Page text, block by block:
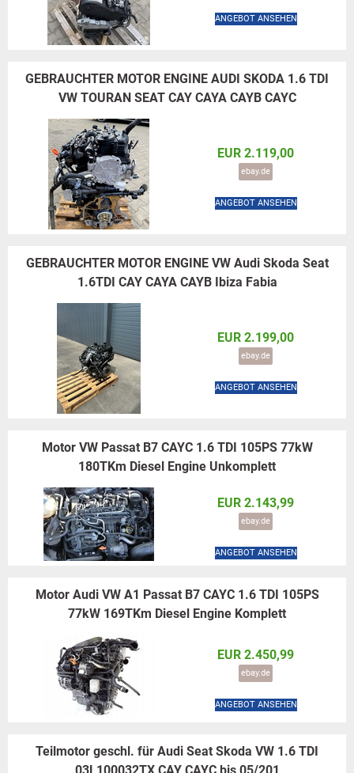
ANGEBOT ANSEHEN
GEBRAUCHTER MOTOR ENGINE AUDI SKODA 1.6 TDI
VW TOURAN SEAT CAY CAYA CAYB CAYC
EUR 2.119,00
ebay.de
ANGEBOT ANSEHEN
GEBRAUCHTER MOTOR ENGINE VW Audi Skoda Seat
1.6TDI CAY CAYA CAYB Ibiza Fabia
EUR 2.199,00
ebay.de
ANGEBOT ANSEHEN
Motor VW Passat B7 CAYC 1.6 TDI 105PS 77kW
180TKm Diesel Engine Unkomplett
EUR 2.143,99
ebay.de
ANGEBOT ANSEHEN
Motor Audi VW A1 Passat B7 CAYC 1.6 TDI 105PS
77kW 169TKm Diesel Engine Komplett
EUR 2.450,99
ebay.de
ANGEBOT ANSEHEN
Teilmotor geschl. für Audi Seat Skoda VW 1.6 TDI